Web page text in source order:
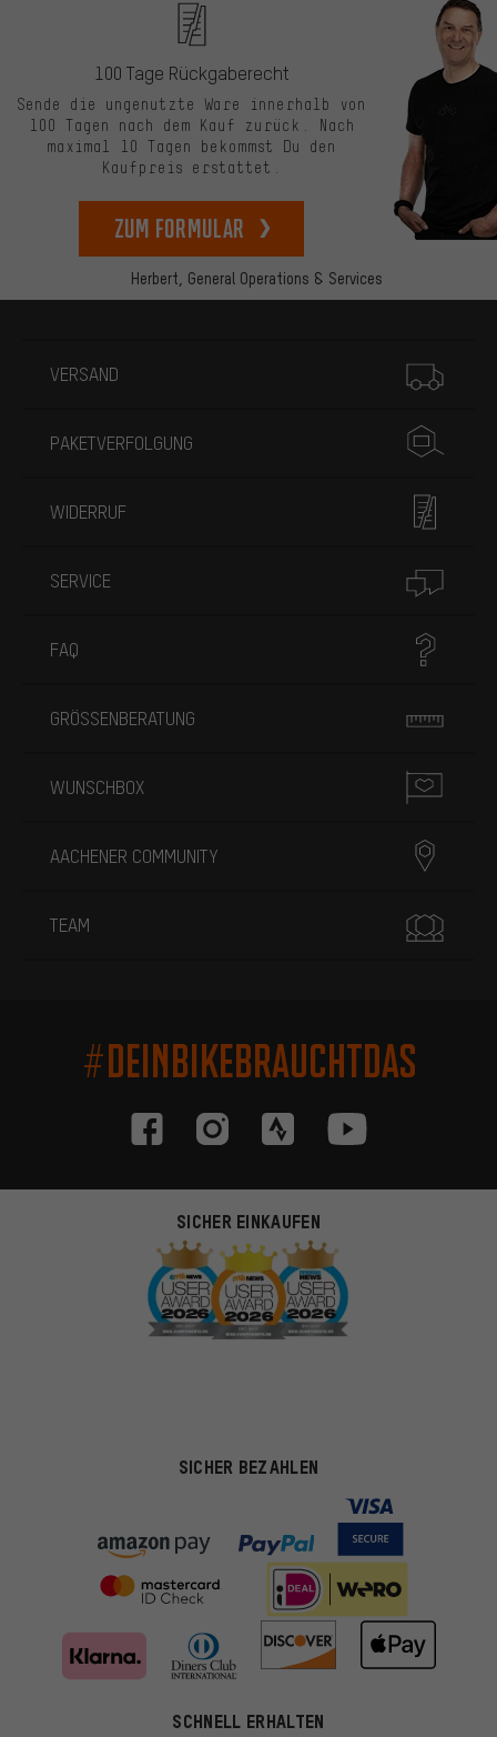
Herbert, General Operations & Services
100 Tage Rückgaberecht
Sende die ungenutzte Ware innerhalb von
100 Tagen nach dem Kauf zurück. Nach
maximal 10 Tagen bekommst Du den
Kaufpreis erstattet.
zum Formular
VERSAND
PAKETVERFOLGUNG
WIDERRUF
SERVICE
FAQ
GRÖSSENBERATUNG
WUNSCHBOX
AACHENER COMMUNITY
TEAM
#DEINBIKEBRAUCHTDAS
SICHER EINKAUFEN
SICHER BEZAHLEN
SCHNELL ERHALTEN